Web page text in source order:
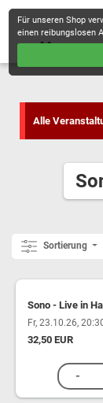
Alle
Sortierung
Sono - Live in
Fr, 23.10.26,
32,50 EUR
Für unseren Shop
einen reibungslosen